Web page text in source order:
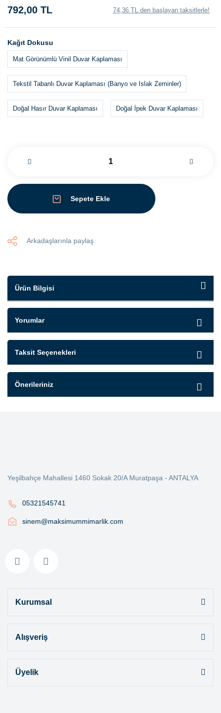
792,00 TL 74,36 TL den başlayan taksitlerle!
Kağıt Dokusu
Mat Görünümlü Vinil Duvar Kaplaması
Tekstil Tabanlı Duvar Kaplaması (Banyo ve Islak Zeminler)
Doğal Hasır Duvar Kaplaması Doğal İpek Duvar Kaplaması
Sepete Ekle
Arkadaşlarınla paylaş
Ürün Bilgisi
Yorumlar
Taksit Seçenekleri
Önerileriniz
Yeşilbahçe Mahallesi 1460 Sokak 20/A Muratpaşa - ANTALYA
05321545741
sinem@maksimummimarlik.com
Kurumsal
Alışveriş
Üyelik